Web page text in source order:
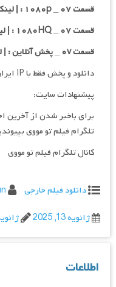
قسمت ۰۷ _ ۱۰۸۰p : | لینک مستقیم |
قسمت ۰۷ _ ۱۰۸۰HQ : | لینک مستقیم |
قسمت ۰v _ پخش آنلاین : | لینک مستقیم |
دانلود و پخش فقط با IP ایران امکان پذیر هست
پیشنهادات سایت:
برای باخبر شدن از آخرین
تلگرام فیلم تو مووی
کانال تلگرام فیلم تو مووی
دانلود فیلم خارجی
ژانویه 13, 2025
ژانویه 13,
اطلاعات